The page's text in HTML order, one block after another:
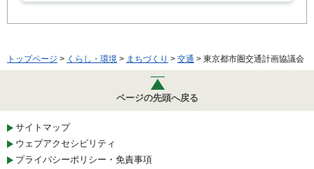
トップページ > くらし・環境 > まちづくり > 交通 > 東京都市圏交通計画協議会
ページの先頭へ戻る
サイトマップ
ウェブアクセシビリティ
プライバシーポリシー・免責事項